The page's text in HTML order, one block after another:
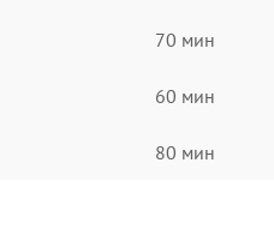
70 мин
60 мин
80 мин